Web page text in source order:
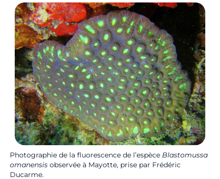
Photographie de la fluorescence de l’espèce Blastomussa
omanensis observée à Mayotte, prise par Frédéric
Ducarme.